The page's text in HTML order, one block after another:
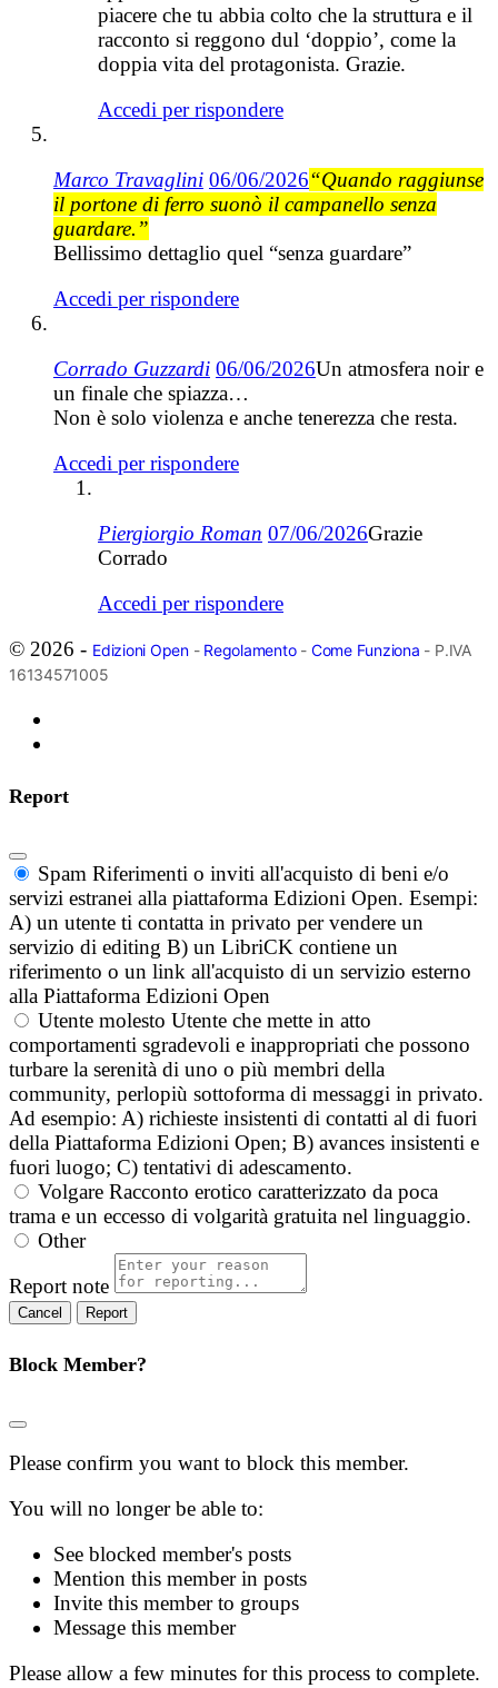
piacere che tu abbia colto che la struttura e il
racconto si reggono dul ‘doppio’, come la
doppia vita del protagonista. Grazie.
Accedi per rispondere
Marco Travaglini 06/06/2026“Quando raggiunse
il portone di ferro suonò il campanello senza
guardare.”
Bellissimo dettaglio quel “senza guardare”
Accedi per rispondere
Corrado Guzzardi 06/06/2026Un atmosfera noir e
un finale che spiazza…
Non è solo violenza e anche tenerezza che resta.
Accedi per rispondere
Piergiorgio Roman 07/06/2026Grazie
Corrado
Accedi per rispondere
© 2026 - Edizioni Open- Regolamento- Come Funziona - P.IVA
16134571005
Report
Spam Riferimenti o inviti all'acquisto di beni e/o
servizi estranei alla piattaforma Edizioni Open. Esempi:
A) un utente ti contatta in privato per vendere un
servizio di editing B) un LibriCK contiene un
riferimento o un link all'acquisto di un servizio esterno
alla Piattaforma Edizioni Open
Utente molesto Utente che mette in atto
comportamenti sgradevoli e inappropriati che possono
turbare la serenità di uno o più membri della
community, perlopiù sottoforma di messaggi in privato.
Ad esempio: A) richieste insistenti di contatti al di fuori
della Piattaforma Edizioni Open; B) avances insistenti e
fuori luogo; C) tentativi di adescamento.
Volgare Racconto erotico caratterizzato da poca
trama e un eccesso di volgarità gratuita nel linguaggio.
Other
Report note
Report
Block Member?
Please confirm you want to block this member.
You will no longer be able to:
See blocked member's posts
Mention this member in posts
Invite this member to groups
Message this member
Please allow a few minutes for this process to complete.